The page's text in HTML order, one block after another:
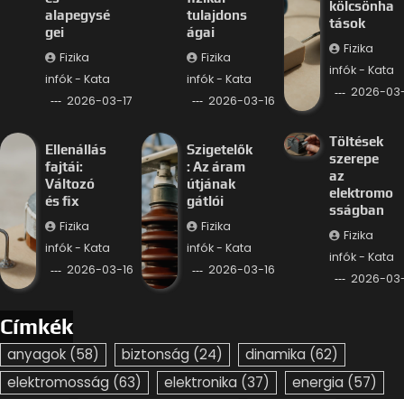
alapegysé
gei
Fizika
infók - Kata
2026-03-17
tulajdons
ágai
Fizika
infók - Kata
2026-03-16
kölcsönha
tások
Fizika
infók - Kata
2026-
Ellenállás
fajtái:
Változó
és fix
Fizika
infók - Kata
2026-03-16
Szigetelők
: Az áram
útjának
gátlói
Fizika
infók - Kata
2026-03-16
Töltések
szerepe
az
elektromo
sságban
Fizika
infók - Kata
2026-
Címkék
anyagok (58) biztonság (24) dinamika (62)
elektromosság (63) elektronika (37) energia (57)